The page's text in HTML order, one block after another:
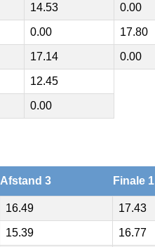
14.53 0.00
0.00 17.80
17.14 0.00
12.45
0.00
Afstand 3 Finale 1
16.49 17.43
15.39 16.77